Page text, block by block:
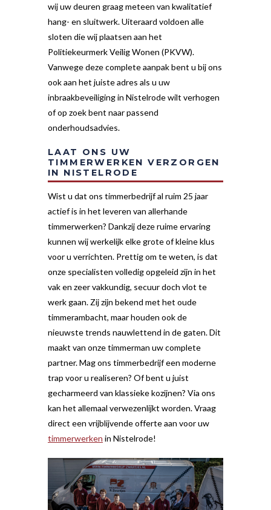
wij uw deuren graag meteen van kwalitatief
hang- en sluitwerk. Uiteraard voldoen alle
sloten die wij plaatsen aan het
Politiekeurmerk Veilig Wonen (PKVW).
Vanwege deze complete aanpak bent u bij ons
ook aan het juiste adres als u uw
inbraakbeveiliging in Nistelrode wilt verhogen
of op zoek bent naar passend
onderhoudsadvies.
LAAT ONS UW
TIMMERWERKEN VERZORGEN
IN NISTELRODE
Wist u dat ons timmerbedrijf al ruim 25 jaar
actief is in het leveren van allerhande
timmerwerken? Dankzij deze ruime ervaring
kunnen wij werkelijk elke grote of kleine klus
voor u verrichten. Prettig om te weten, is dat
onze specialisten volledig opgeleid zijn in het
vak en zeer vakkundig, secuur doch vlot te
werk gaan. Zij zijn bekend met het oude
timmerambacht, maar houden ook de
nieuwste trends nauwlettend in de gaten. Dit
maakt van onze timmerman uw complete
partner. Mag ons timmerbedrijf een moderne
trap voor u realiseren? Of bent u juist
gecharmeerd van klassieke kozijnen? Via ons
kan het allemaal verwezenlijkt worden. Vraag
direct een vrijblijvende offerte aan voor uw
timmerwerken in Nistelrode!